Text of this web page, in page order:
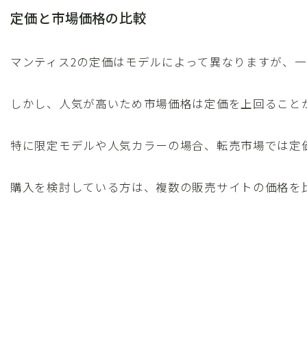
定価と市場価格の比較
マンティス2の定価はモデルによって異なりますが、
しかし、人気が高いため市場価格は定価を上回ること
特に限定モデルや人気カラーの場合、転売市場では
購入を検討している方は、複数の販売サイトの価格